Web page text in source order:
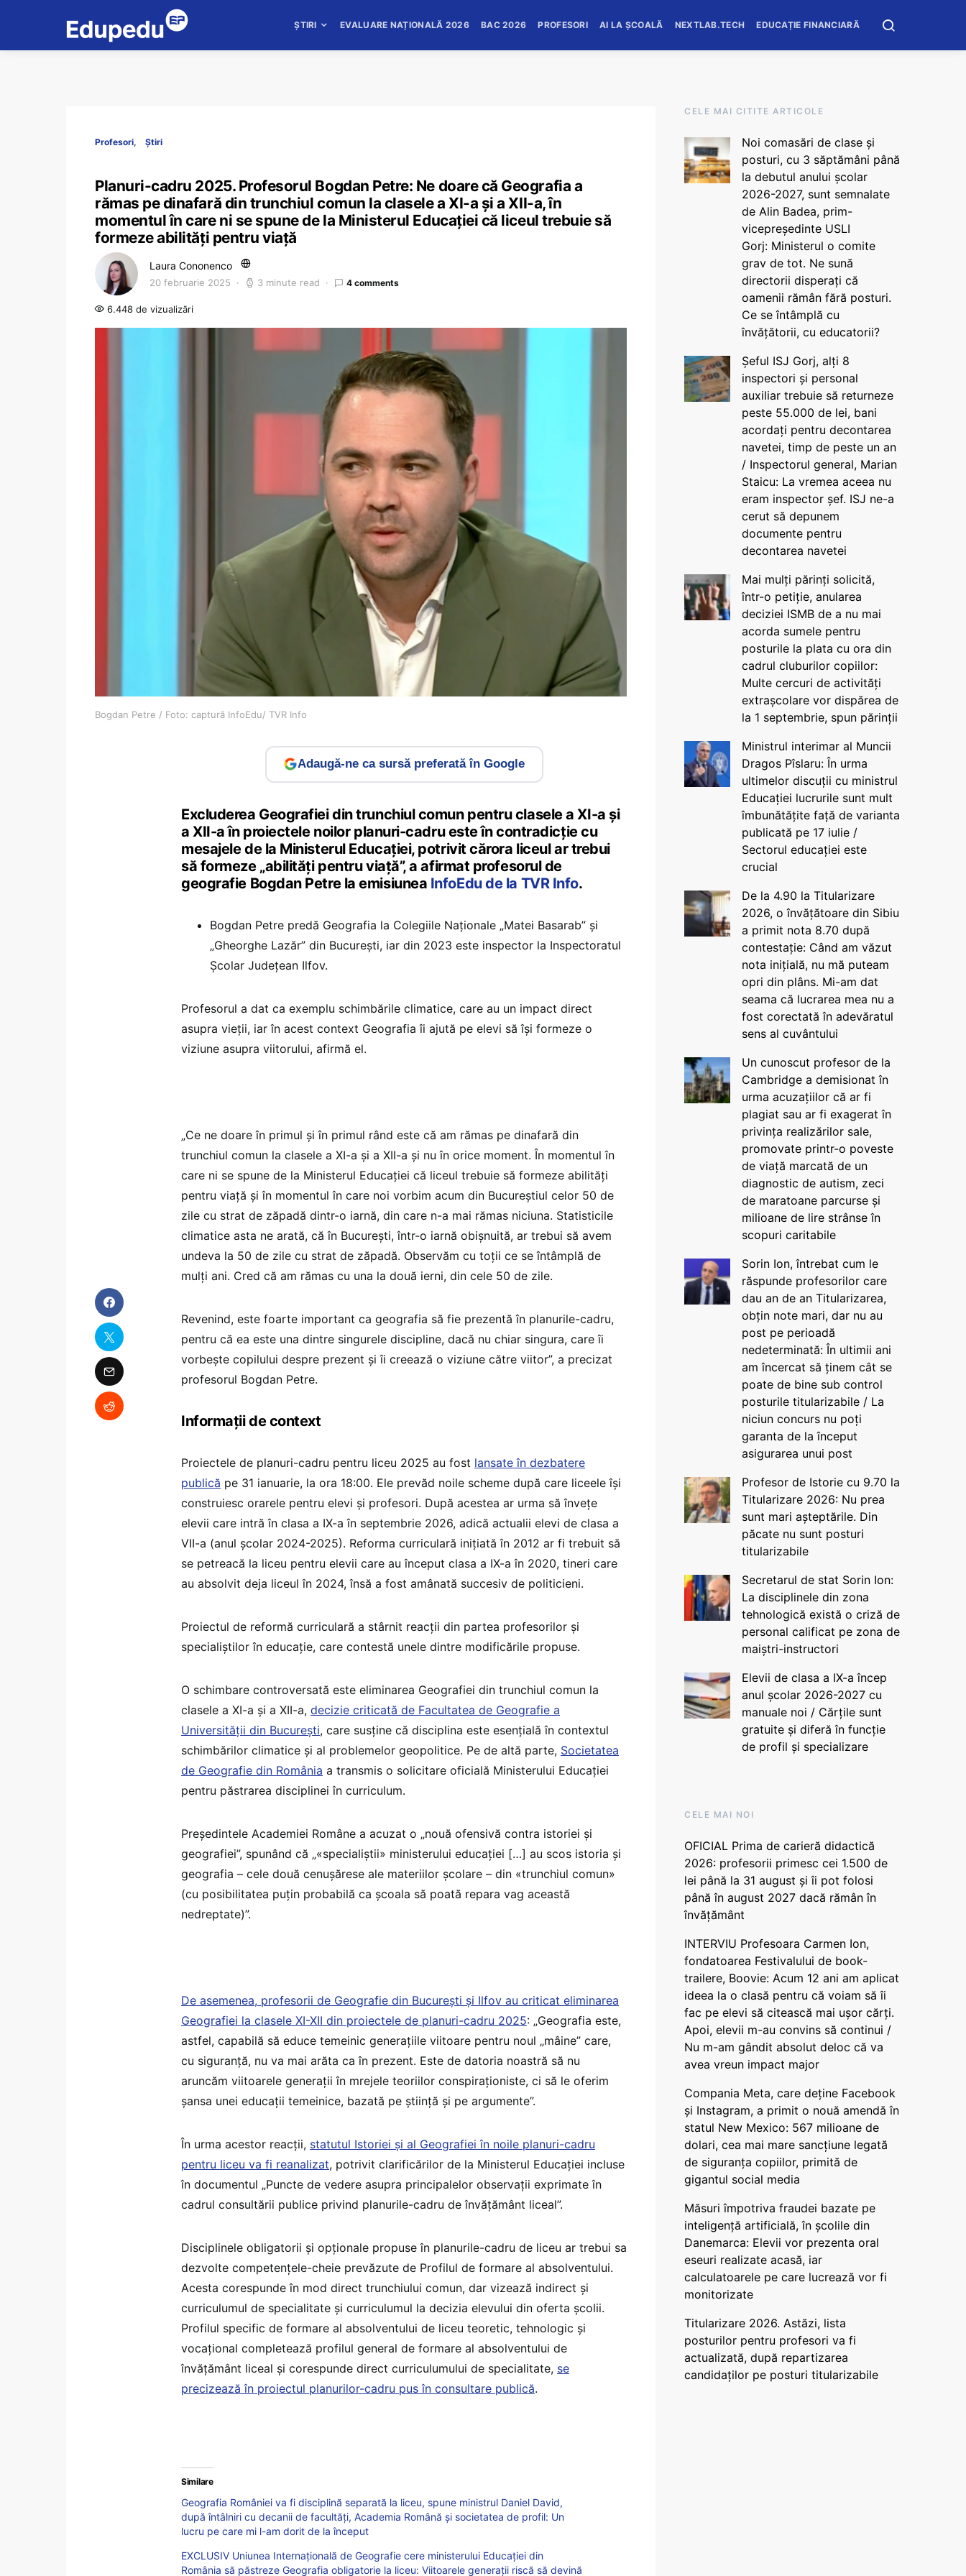
ȘTIRI EVALUARE NAȚIONALĂ 2026 BAC 2026 PROFESORI AI LA ȘCOALĂ NEXTLAB.TECH EDUCAȚIE FINANCIARĂ
Profesori Știri
Planuri-cadru 2025. Profesorul Bogdan Petre: Ne doare că Geografia a
rămas pe dinafară din trunchiul comun la clasele a XI-a și a XII-a, în
momentul în care ni se spune de la Ministerul Educației că liceul trebuie să
formeze abilități pentru viață
Laura Cononenco
20 februarie 2025 3 minute read 4 comments
6.448 de vizualizări
Bogdan Petre / Foto: captură InfoEdu/ TVR Info
Adaugă-ne ca sursă preferată în Google
Excluderea Geografiei din trunchiul comun pentru clasele a XI-a și
a XII-a în proiectele noilor planuri-cadru este în contradicție cu
mesajele de la Ministerul Educației, potrivit cărora liceul ar trebui
să formeze „abilități pentru viață”, a afirmat profesorul de
geografie Bogdan Petre la emisiunea InfoEdu de la TVR Info.
Bogdan Petre predă Geografia la Colegiile Naționale „Matei Basarab” și
„Gheorghe Lazăr” din București, iar din 2023 este inspector la Inspectoratul
Școlar Județean Ilfov.
Profesorul a dat ca exemplu schimbările climatice, care au un impact direct
asupra vieții, iar în acest context Geografia îi ajută pe elevi să își formeze o
viziune asupra viitorului, afirmă el.
„Ce ne doare în primul și în primul rând este că am rămas pe dinafară din
trunchiul comun la clasele a XI-a și a XII-a și nu în orice moment. În momentul în
care ni se spune de la Ministerul Educației că liceul trebuie să formeze abilități
pentru viață și în momentul în care noi vorbim acum din Bucureștiul celor 50 de
zile cu strat de zăpadă dintr-o iarnă, din care n-a mai rămas niciuna. Statisticile
climatice asta ne arată, că în București, într-o iarnă obișnuită, ar trebui să avem
undeva la 50 de zile cu strat de zăpadă. Observăm cu toții ce se întâmplă de
mulți ani. Cred că am rămas cu una la două ierni, din cele 50 de zile.
Revenind, este foarte important ca geografia să fie prezentă în planurile-cadru,
pentru că ea este una dintre singurele discipline, dacă nu chiar singura, care îi
vorbește copilului despre prezent și îi creează o viziune către viitor”, a precizat
profesorul Bogdan Petre.
Informații de context
Proiectele de planuri-cadru pentru liceu 2025 au fost lansate în dezbatere
publică pe 31 ianuarie, la ora 18:00. Ele prevăd noile scheme după care liceele își
construiesc orarele pentru elevi și profesori. După acestea ar urma să învețe
elevii care intră în clasa a IX-a în septembrie 2026, adică actualii elevi de clasa a
VII-a (anul școlar 2024-2025). Reforma curriculară inițiată în 2012 ar fi trebuit să
se petreacă la liceu pentru elevii care au început clasa a IX-a în 2020, tineri care
au absolvit deja liceul în 2024, însă a fost amânată succesiv de politicieni.
Proiectul de reformă curriculară a stârnit reacții din partea profesorilor și
specialiștilor în educație, care contestă unele dintre modificările propuse.
O schimbare controversată este eliminarea Geografiei din trunchiul comun la
clasele a XI-a și a XII-a, decizie criticată de Facultatea de Geografie a
Universității din București, care susține că disciplina este esențială în contextul
schimbărilor climatice și al problemelor geopolitice​. Pe de altă parte, Societatea
de Geografie din România a transmis o solicitare oficială Ministerului Educației
pentru păstrarea disciplinei în curriculum​.
Președintele Academiei Române a acuzat o „nouă ofensivă contra istoriei și
geografiei”, spunând că „«specialiștii» ministerului educației […] au scos istoria și
geografia – cele două cenușărese ale materiilor școlare – din «trunchiul comun»
(cu posibilitatea puțin probabilă ca școala să poată repara vag această
nedreptate)”.
De asemenea, profesorii de Geografie din București și Ilfov au criticat eliminarea
Geografiei la clasele XI-XII din proiectele de planuri-cadru 2025: „Geografia este,
astfel, capabilă să educe temeinic generațiile viitoare pentru noul „mâine” care,
cu siguranță, nu va mai arăta ca în prezent. Este de datoria noastră să nu
aruncăm viitoarele generații în mrejele teoriilor conspiraționiste, ci să le oferim
șansa unei educații temeinice, bazată pe știință și pe argumente”.
În urma acestor reacții, statutul Istoriei și al Geografiei în noile planuri-cadru
pentru liceu va fi reanalizat, potrivit clarificărilor de la Ministerul Educației incluse
în documentul „Puncte de vedere asupra principalelor observații exprimate în
cadrul consultării publice privind planurile-cadru de învățământ liceal”.
Disciplinele obligatorii și opționale propuse în planurile-cadru de liceu ar trebui sa
dezvolte competențele-cheie prevăzute de Profilul de formare al absolventului.
Acesta corespunde în mod direct trunchiului comun, dar vizează indirect și
curriculumul de specialitate și curriculumul la decizia elevului din oferta școlii.
Profilul specific de formare al absolventului de liceu teoretic, tehnologic și
vocațional completează profilul general de formare al absolventului de
învățământ liceal și corespunde direct curriculumului de specialitate, se
precizează în proiectul planurilor-cadru pus în consultare publică.
Similare
Geografia României va fi disciplină separată la liceu, spune ministrul Daniel David,
după întâlniri cu decanii de facultăți, Academia Română și societatea de profil: Un
lucru pe care mi l-am dorit de la început
EXCLUSIV Uniunea Internațională de Geografie cere ministerului Educației din
România să păstreze Geografia obligatorie la liceu: Viitoarele generații riscă să devină
CELE MAI CITITE ARTICOLE
Noi comasări de clase și
posturi, cu 3 săptămâni până
la debutul anului școlar
2026-2027, sunt semnalate
de Alin Badea, prim-
vicepreședinte USLI
Gorj: Ministerul o comite
grav de tot. Ne sună
directorii disperați că
oamenii rămân fără posturi.
Ce se întâmplă cu
învățătorii, cu educatorii?
Șeful ISJ Gorj, alți 8
inspectori și personal
auxiliar trebuie să returneze
peste 55.000 de lei, bani
acordați pentru decontarea
navetei, timp de peste un an
/ Inspectorul general, Marian
Staicu: La vremea aceea nu
eram inspector șef. ISJ ne-a
cerut să depunem
documente pentru
decontarea navetei
Mai mulți părinți solicită,
într-o petiție, anularea
deciziei ISMB de a nu mai
acorda sumele pentru
posturile la plata cu ora din
cadrul cluburilor copiilor:
Multe cercuri de activități
extrașcolare vor dispărea de
la 1 septembrie, spun părinții
Ministrul interimar al Muncii
Dragos Pîslaru: În urma
ultimelor discuții cu ministrul
Educației lucrurile sunt mult
îmbunătățite față de varianta
publicată pe 17 iulie /
Sectorul educației este
crucial
De la 4.90 la Titularizare
2026, o învățătoare din Sibiu
a primit nota 8.70 după
contestație: Când am văzut
nota inițială, nu mă puteam
opri din plâns. Mi-am dat
seama că lucrarea mea nu a
fost corectată în adevăratul
sens al cuvântului
Un cunoscut profesor de la
Cambridge a demisionat în
urma acuzațiilor că ar fi
plagiat sau ar fi exagerat în
privința realizărilor sale,
promovate printr-o poveste
de viață marcată de un
diagnostic de autism, zeci
de maratoane parcurse și
milioane de lire strânse în
scopuri caritabile
Sorin Ion, întrebat cum le
răspunde profesorilor care
dau an de an Titularizarea,
obțin note mari, dar nu au
post pe perioadă
nedeterminată: În ultimii ani
am încercat să ținem cât se
poate de bine sub control
posturile titularizabile / La
niciun concurs nu poți
garanta de la început
asigurarea unui post
Profesor de Istorie cu 9.70 la
Titularizare 2026: Nu prea
sunt mari așteptările. Din
păcate nu sunt posturi
titularizabile
Secretarul de stat Sorin Ion:
La disciplinele din zona
tehnologică există o criză de
personal calificat pe zona de
maiștri-instructori
Elevii de clasa a IX-a încep
anul școlar 2026-2027 cu
manuale noi / Cărțile sunt
gratuite și diferă în funcție
de profil și specializare
CELE MAI NOI
OFICIAL Prima de carieră didactică
2026: profesorii primesc cei 1.500 de
lei până la 31 august și îi pot folosi
până în august 2027 dacă rămân în
învățământ
INTERVIU Profesoara Carmen Ion,
fondatoarea Festivalului de book-
trailere, Boovie: Acum 12 ani am aplicat
ideea la o clasă pentru că voiam să îi
fac pe elevi să citească mai ușor cărți.
Apoi, elevii m-au convins să continui /
Nu m-am gândit absolut deloc că va
avea vreun impact major
Compania Meta, care deține Facebook
și Instagram, a primit o nouă amendă în
statul New Mexico: 567 milioane de
dolari, cea mai mare sancțiune legată
de siguranța copiilor, primită de
gigantul social media
Măsuri împotriva fraudei bazate pe
inteligență artificială, în școlile din
Danemarca: Elevii vor prezenta oral
eseuri realizate acasă, iar
calculatoarele pe care lucrează vor fi
monitorizate
Titularizare 2026. Astăzi, lista
posturilor pentru profesori va fi
actualizată, după repartizarea
candidaților pe posturi titularizabile